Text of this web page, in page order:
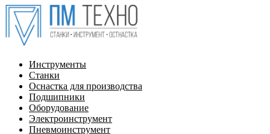
Инструменты
Станки
Оснастка для производства
Подшипники
Оборудование
Электроинструмент
Пневмоинструмент